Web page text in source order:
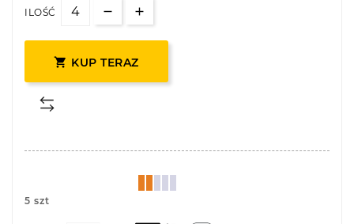
ILOŚĆ
 KUP TERAZ
5 szt